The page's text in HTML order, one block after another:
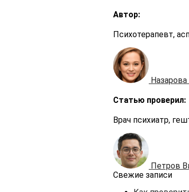
Автор:
Психотерапевт,
Статью проверил:
Врач психиатр,
Петров
Свежие записи